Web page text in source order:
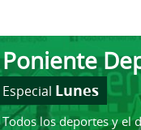
Poniente
Especial Lunes
Todos los deportes y el